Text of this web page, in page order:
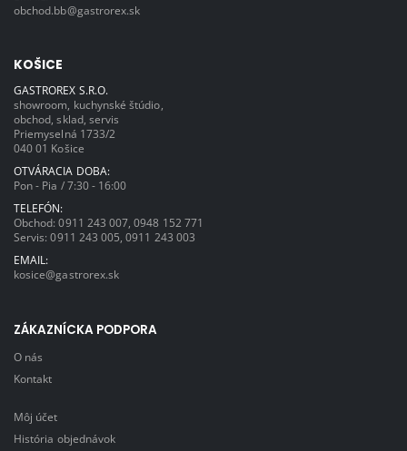
obchod.bb@gastrorex.sk
KOŠICE
GASTROREX S.R.O.
showroom, kuchynské štúdio,
obchod, sklad, servis
Priemyselná 1733/2
040 01 Košice
OTVÁRACIA DOBA:
Pon - Pia / 7:30 - 16:00
TELEFÓN:
Obchod:0911 243 007,0948 152 771
Servis:0911 243 005,0911 243 003
EMAIL:
kosice@gastrorex.sk
ZÁKAZNÍCKA PODPORA
O nás
Kontakt
Môj účet
História objednávok